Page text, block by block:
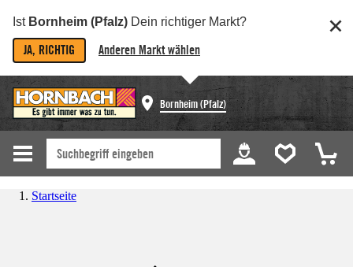
Ist Bornheim (Pfalz) Dein richtiger Markt?
JA, RICHTIG Anderen Markt wählen
Bornheim (Pfalz)
Startseite